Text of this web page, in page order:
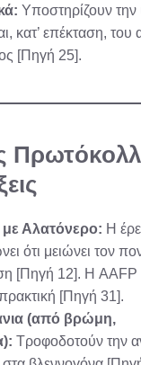
Υποστηρίζουν την
κατ’ επέκταση, του
[Πηγή 25].
Αλατόνερο: Η
ότι μειώνει τον
[Πηγή 12]. Η AAFP
[Πηγή 31].
(από βρώμη,
Τροφοδοτούν την